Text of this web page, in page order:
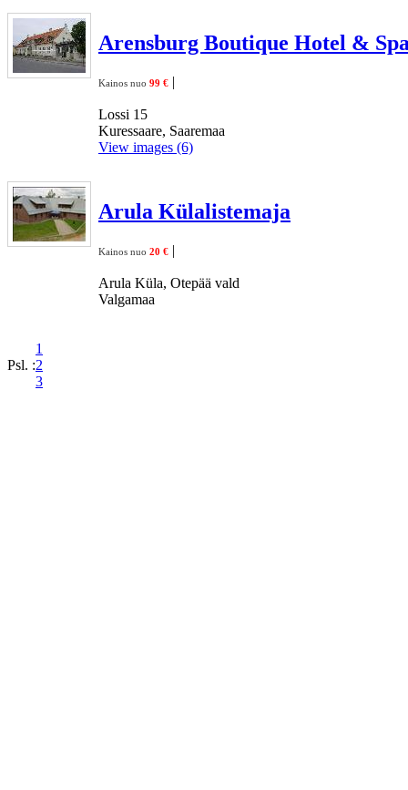
Arensburg Boutique Hotel &
Kainos nuo 99 € |
Lossi 15
Kuressaare, Saaremaa
View images (6)
Arula Külalistemaja
Kainos nuo 20 € |
Arula Küla, Otepää vald
Valgamaa
Psl. :
1
2
3